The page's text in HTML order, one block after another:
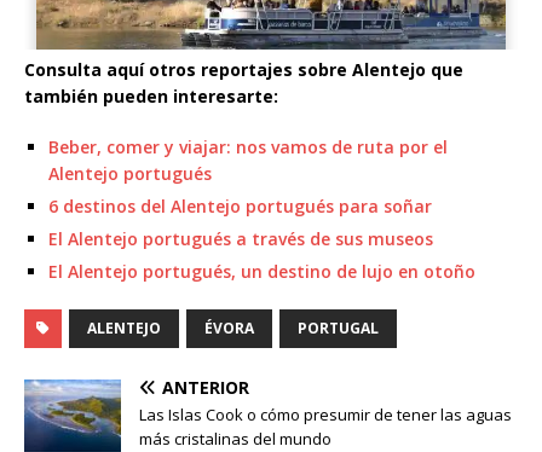
Consulta aquí otros reportajes sobre Alentejo que
también pueden interesarte:
Beber, comer y viajar: nos vamos de ruta por el
Alentejo portugués
6 destinos del Alentejo portugués para soñar
El Alentejo portugués a través de sus museos
El Alentejo portugués, un destino de lujo en otoño
ALENTEJO ÉVORA PORTUGAL
ANTERIOR
Las Islas Cook o cómo presumir de tener las aguas
más cristalinas del mundo